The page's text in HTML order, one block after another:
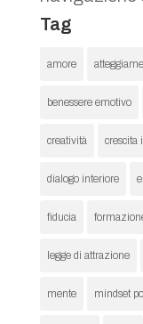
Tag
amore
benessere emotivo
creatività crescita
dialogo interiore
fiducia
legge di attrazione
mente mindset